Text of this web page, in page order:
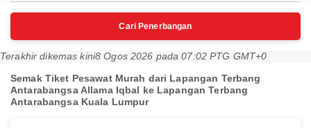
Cari Penerbangan
Terakhir dikemas kini8 Ogos 2026 pada 07:02 PTG GMT+0
Semak Tiket Pesawat Murah dari Lapangan Terbang
Antarabangsa Allama Iqbal ke Lapangan Terbang
Antarabangsa Kuala Lumpur